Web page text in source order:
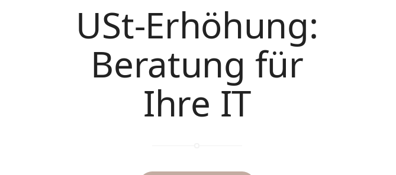
USt-Erhöhung:
Beratung für
Ihre IT